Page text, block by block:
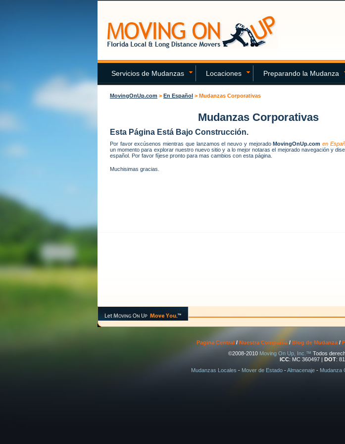
Servicios de Mudanzas Locaciones Preparando la Mudanza
MovingOnUp.com > En Español > Mudanzas Corporativas
Mudanzas Corporativas
Esta Página Está Bajo Construcción.
Por favor excúsenos mientras que lanzamos el neuvo y mejoradoMovingOnUp.com en
un momento para explorar nuestro nuevo sitio y a lo mejor notaras el mejorado navegación y
español. Por favor fíjese pronto para mas cambios con esta página.
Muchisimas gracias.
Pagina Central/ Nuestra Compañía/ Blog de Mudanza/
©2008-2010 Moving On Up, Inc.™ Todos
ICC: MC 360497 | DOT:
Mudanzas Locales - Mover de Estado-Almacenaje- Mudanza